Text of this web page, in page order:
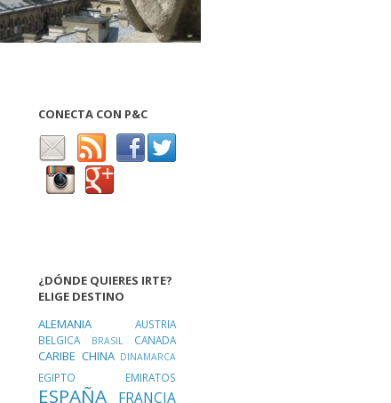
CONECTA CON P&C
¿DÓNDE QUIERES IRTE?
ELIGE DESTINO
ALEMANIA AUSTRIA
BELGICA
BRASIL CANADA
CARIBE CHINA DINAMARCA
EGIPTO EMIRATOS
ESPAÑA FRANCIA